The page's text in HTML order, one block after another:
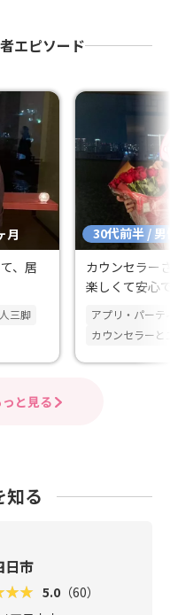
エピソード
月
、居
三脚
30代前半 / 男
カウンセラー
楽しくて安心
できました。
アプリ・パーテ
カウンセラーと
と見る
知る
日市
5.0 （60）